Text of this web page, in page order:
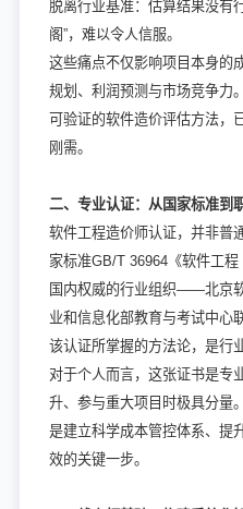
脱离行业基准：估算结果没有
阁”，难以令人信服。
这些痛点不仅影响项目本身的
规划、利润预测与市场竞争力
可验证的软件造价评估方法，
刚需。
二、专业认证：从国家标准到
软件工程造价师认证，并非普
家标准GB/T 36964《软件工
国内权威的行业组织——北京
业和信息化部教育与考试中心
该认证所掌握的方法论，是行
对于个人而言，这张证书是专
升、参与重大项目时极具分量
是建立科学成本管控体系、提
效的关键一步。